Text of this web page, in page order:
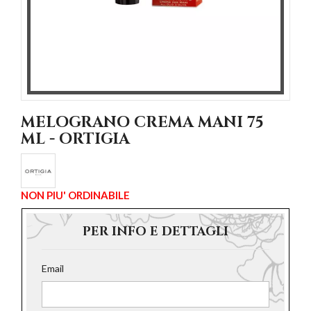
MELOGRANO CREMA MANI 75
ML - ORTIGIA
NON PIU' ORDINABILE
PER INFO E DETTAGLI
Email